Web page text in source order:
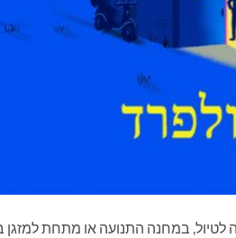
לטיול, במחנה התנועה או מתחת למזגן